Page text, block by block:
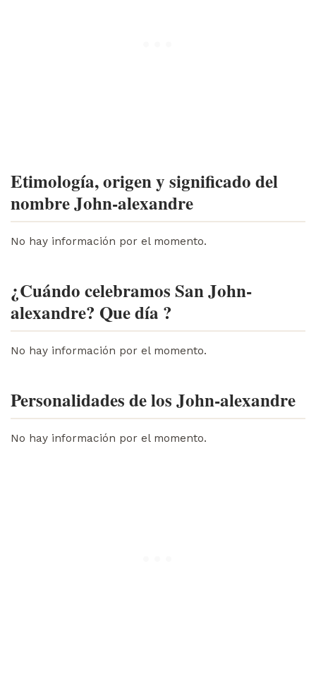
Etimología, origen y significado del
nombre John-alexandre
No hay información por el momento.
¿Cuándo celebramos San John-
alexandre? Que día ?
No hay información por el momento.
Personalidades de los John-alexandre
No hay información por el momento.